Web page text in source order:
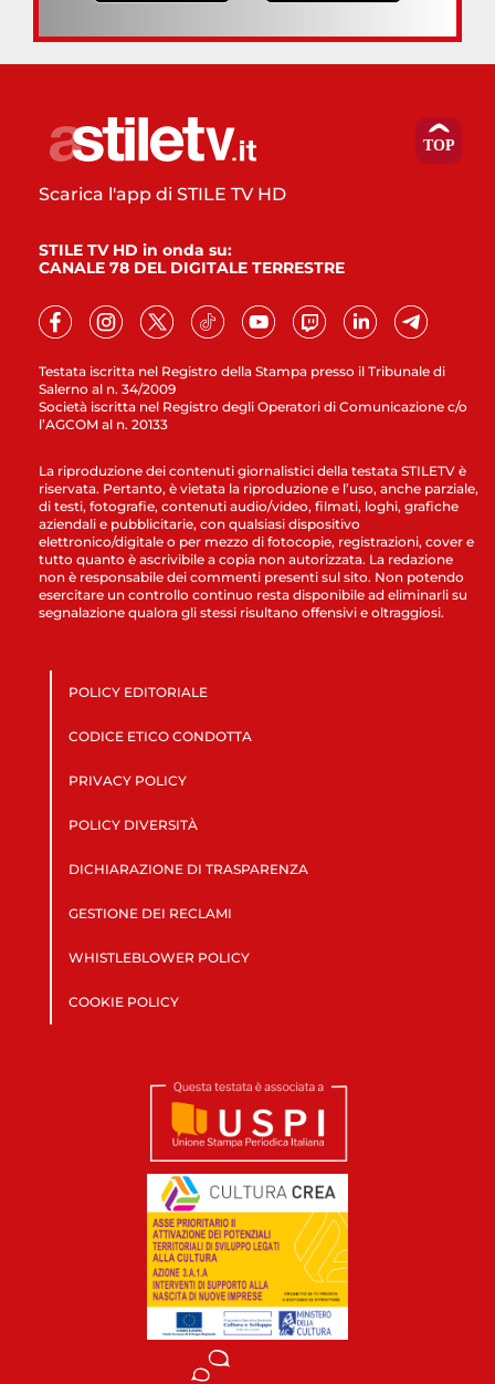
Testata iscritta nel Registro della Stampa presso il Tribunale di
Salerno al n. 34/2009
Società iscritta nel Registro degli Operatori di Comunicazione c/o
l’AGCOM al n. 20133
Scarica l'app di STILE TV HD
STILE TV HD in onda su:
CANALE 78 DEL DIGITALE TERRESTRE
La riproduzione dei contenuti giornalistici della testata STILETV è
riservata. Pertanto, è vietata la riproduzione e l’uso, anche parziale,
di testi, fotografie, contenuti audio/video, filmati, loghi, grafiche
aziendali e pubblicitarie, con qualsiasi dispositivo
elettronico/digitale o per mezzo di fotocopie, registrazioni, cover e
tutto quanto è ascrivibile a copia non autorizzata. La redazione
non è responsabile dei commenti presenti sul sito. Non potendo
esercitare un controllo continuo resta disponibile ad eliminarli su
segnalazione qualora gli stessi risultano offensivi e oltraggiosi.
POLICY EDITORIALE
CODICE ETICO CONDOTTA
PRIVACY POLICY
POLICY DIVERSITÀ
DICHIARAZIONE DI TRASPARENZA
GESTIONE DEI RECLAMI
WHISTLEBLOWER POLICY
COOKIE POLICY